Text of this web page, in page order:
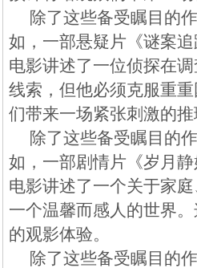
除了这些备受瞩目的
如，一部悬疑片《谜案
电影讲述了一位侦探在
线索，但他必须克服重
们带来一场紧张刺激的推
除了这些备受瞩目的
如，一部剧情片《岁月
电影讲述了一个关于家
一个温馨而感人的世界
的观影体验。
除了这些备受瞩目的